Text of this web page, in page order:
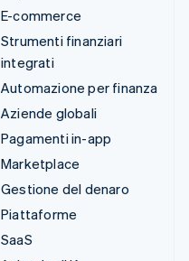
E-commerce
Strumenti finanziari
integrati
Automazione per finanza
Aziende globali
Pagamenti in-app
Marketplace
Gestione del denaro
Piattaforme
SaaS